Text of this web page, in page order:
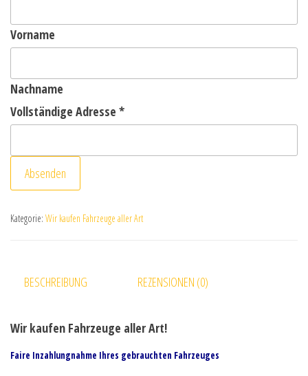
Vorname
Nachname
Vollständige Adresse *
Absenden
Kategorie: Wir kaufen Fahrzeuge aller Art
BESCHREIBUNG REZENSIONEN (0)
Wir kaufen Fahrzeuge aller Art!
Faire Inzahlungnahme Ihres gebrauchten Fahrzeuges